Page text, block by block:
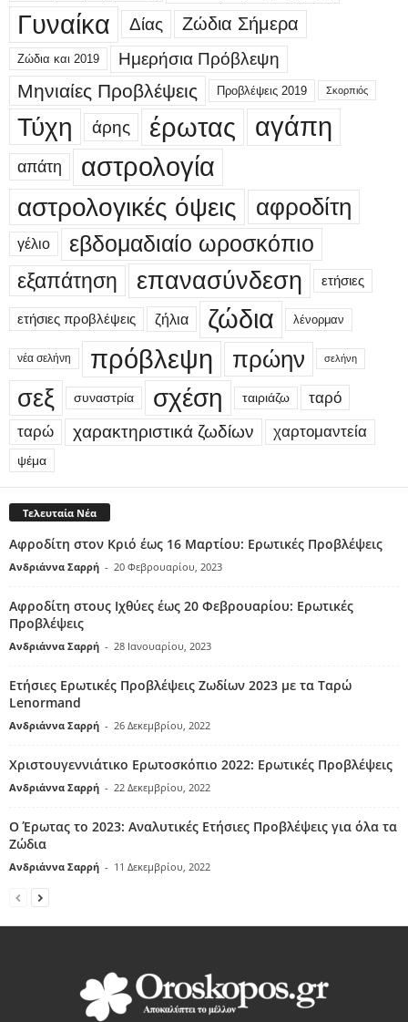
Γυναίκα Δίας Ζώδια Σήμερα
Ζώδια και 2019 Ημερήσια Πρόβλεψη
Μηνιαίες Προβλέψεις Προβλέψεις 2019 Σκορπιός
Τύχη άρης έρωτας αγάπη
απάτη
αστρολογία
αστρολογικές όψεις
αφροδίτη
γέλιο εβδομαδιαίο ωροσκόπιο
εξαπάτηση επανασύνδεση ετήσιες
ετήσιες προβλέψεις ζήλια ζώδια λένορμαν
νέα σελήνη πρόβλεψη πρώην σελήνη
σεξ συναστρία σχέση ταιριάζω ταρό
ταρώ χαρακτηριστικά ζωδίων χαρτομαντεία
ψέμα
Τελευταία Νέα
Αφροδίτη στον Κριό έως 16 Μαρτίου: Ερωτικές Προβλέψεις
Ανδριάννα Σαρρή - 20 Φεβρουαρίου, 2023
Αφροδίτη στους Ιχθύες έως 20 Φεβρουαρίου: Ερωτικές
Προβλέψεις
Ανδριάννα Σαρρή - 28 Ιανουαρίου, 2023
Ετήσιες Ερωτικές Προβλέψεις Ζωδίων 2023 με τα Ταρώ
Lenormand
Ανδριάννα Σαρρή - 26 Δεκεμβρίου, 2022
Χριστουγεννιάτικο Ερωτοσκόπιο 2022: Ερωτικές Προβλέψεις
Ανδριάννα Σαρρή - 22 Δεκεμβρίου, 2022
Ο Έρωτας το 2023: Αναλυτικές Ετήσιες Προβλέψεις για όλα τα
Ζώδια
Ανδριάννα Σαρρή - 11 Δεκεμβρίου, 2022